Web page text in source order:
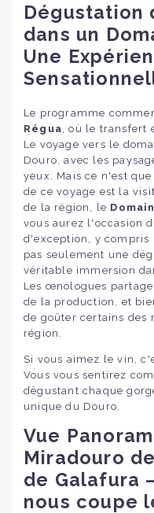
Dégustation
dans un
Une
Le programme
Régua , où le transfert
Le voyage vers le
Douro, avec les
yeux. Mais ce n'est
de ce voyage est la
de la région, le
vous aurez l'occasion
d'exception, y compris
pas seulement une
véritable immersion
Les œnologues
de la production, et
de goûter certains
région.
Si vous aimez le vin,
Vous vous sentirez
dégustant chaque
unique du Douro.
Vue
Miradouro
de Galafura
nous coupe